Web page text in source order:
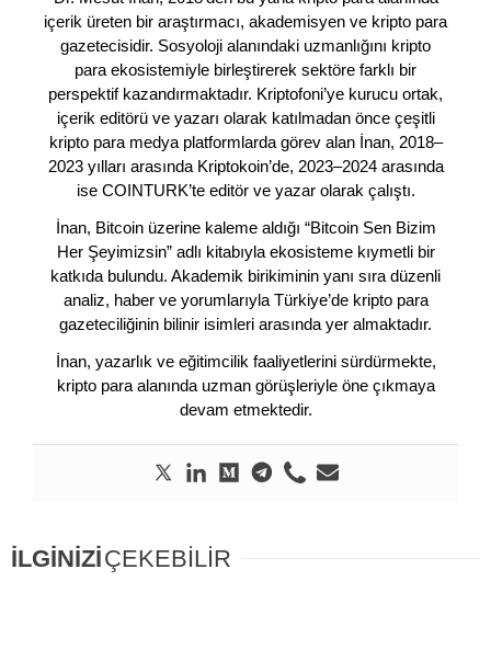
içerik üreten bir araştırmacı, akademisyen ve kripto para
gazetecisidir. Sosyoloji alanındaki uzmanlığını kripto
para ekosistemiyle birleştirerek sektöre farklı bir
perspektif kazandırmaktadır. Kriptofoni’ye kurucu ortak,
içerik editörü ve yazarı olarak katılmadan önce çeşitli
kripto para medya platformlarda görev alan İnan, 2018–
2023 yılları arasında Kriptokoin’de, 2023–2024 arasında
ise COINTURK’te editör ve yazar olarak çalıştı.
İnan, Bitcoin üzerine kaleme aldığı “Bitcoin Sen Bizim
Her Şeyimizsin” adlı kitabıyla ekosisteme kıymetli bir
katkıda bulundu. Akademik birikiminin yanı sıra düzenli
analiz, haber ve yorumlarıyla Türkiye’de kripto para
gazeteciliğinin bilinir isimleri arasında yer almaktadır.
İnan, yazarlık ve eğitimcilik faaliyetlerini sürdürmekte,
kripto para alanında uzman görüşleriyle öne çıkmaya
devam etmektedir.
İLGİNİZİÇEKEBİLİR